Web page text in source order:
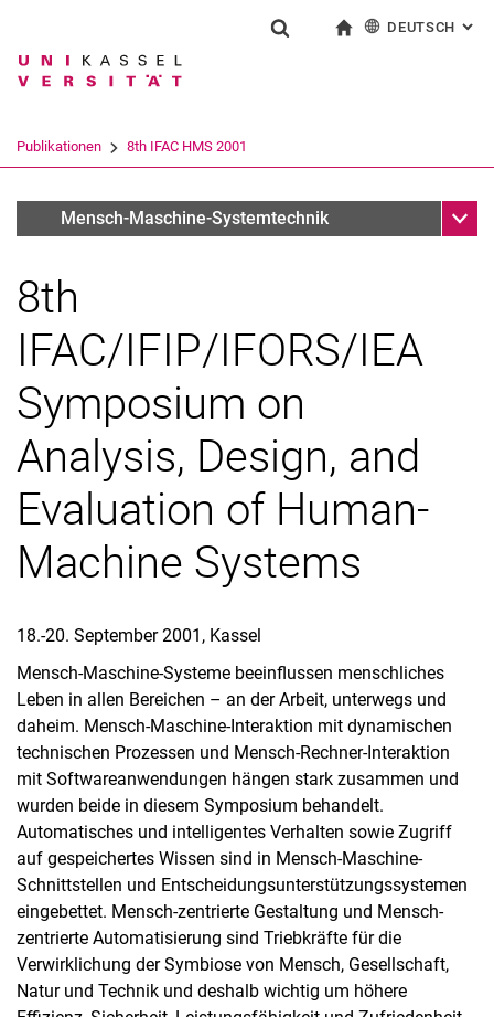
Springe direkt zu: Inhalt
Springe direkt zu: Suche
Springe direkt zu:
Suchbegriff
Suchen (öffnet externen Link in einem
DEUTSCH :
Publikationen 8th IFAC HMS 2001
Konferenzen
Mensch-Maschine-Systemtechnik
8th
IFAC/IFIP/IFORS/IEA
Symposium on
Analysis, Design, and
Evaluation of Human-
Machine Systems
18.-20. September 2001, Kassel
Mensch-Maschine-Systeme beeinflussen menschliches
Leben in allen Bereichen – an der Arbeit, unterwegs und
daheim. Mensch-Maschine-Interaktion mit dynamischen
technischen Prozessen und Mensch-Rechner-Interaktion
mit Softwareanwendungen hängen stark zusammen und
wurden beide in diesem Symposium behandelt.
Automatisches und intelligentes Verhalten sowie Zugriff
auf gespeichertes Wissen sind in Mensch-Maschine-
Schnittstellen und Entscheidungsunterstützungssystemen
eingebettet. Mensch-zentrierte Gestaltung und Mensch-
zentrierte Automatisierung sind Triebkräfte für die
Verwirklichung der Symbiose von Mensch, Gesellschaft,
Natur und Technik und deshalb wichtig um höhere